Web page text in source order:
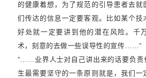
的健康着想，为了规范的引导患者去就
们传达的信息一定要客观。比如某个技
好处就一定要讲到他的潜在风险。千
术，刻意的去做一些误导性的宣传 ……”
“……业界人士对自己讲出来的话要负责
生最需要坚守的一条原则就是，我们一